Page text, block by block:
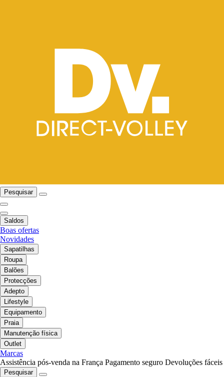
Pesquisar
Saldos
Boas ofertas
Novidades
Sapatilhas
Roupa
Balões
Protecções
Adepto
Lifestyle
Equipamento
Praia
Manutenção física
Outlet
Marcas
Assistência pós-venda na França Pagamento seguro Devoluções fáceis
Pesquisar